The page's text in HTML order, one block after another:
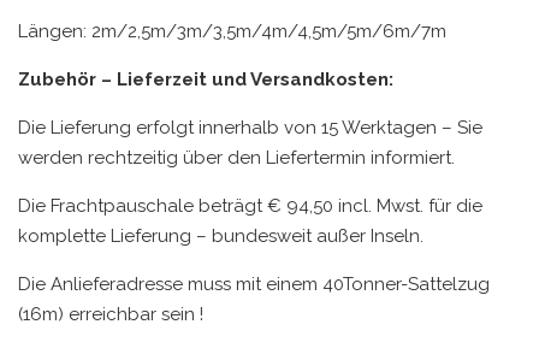
Längen: 2m/2,5m/3m/3,5m/4m/4,5m/5m/6m/7m
Zubehör – Lieferzeit und Versandkosten:
Die Lieferung erfolgt innerhalb von 15 Werktagen – Sie
werden rechtzeitig über den Liefertermin informiert.
Die Frachtpauschale beträgt € 94,50 incl. Mwst. für die
komplette Lieferung – bundesweit außer Inseln.
Die Anlieferadresse muss mit einem 40Tonner-Sattelzug
(16m) erreichbar sein !